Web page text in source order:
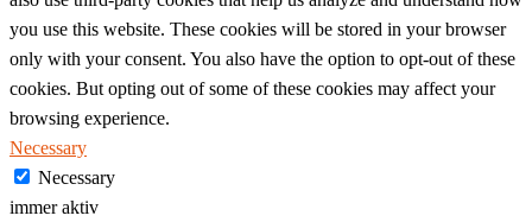
you use this website. These cookies will be stored in your browser
only with your consent. You also have the option to opt-out of these
cookies. But opting out of some of these cookies may affect your
browsing experience.
Necessary
Necessary
immer aktiv